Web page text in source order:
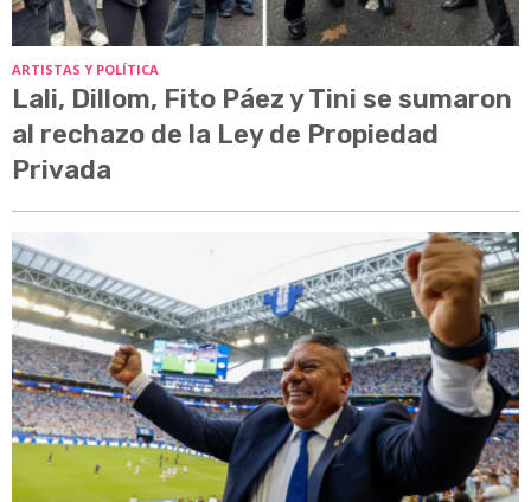
ARTISTAS Y POLÍTICA
Lali, Dillom, Fito Páez y Tini se sumaron
al rechazo de la Ley de Propiedad
Privada